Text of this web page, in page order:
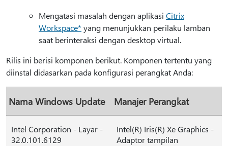
Mengatasi masalah dengan aplikasi Citrix
Workspace* yang menunjukkan perilaku lamban
saat berinteraksi dengan desktop virtual.
Rilis ini berisi komponen berikut. Komponen tertentu yang
diinstal didasarkan pada konfigurasi perangkat Anda:
Nama Windows Update Manajer Perangkat
Intel Corporation - Layar -
32.0.101.6129
Intel(R) Iris(R) Xe Graphics -
Adaptor tampilan